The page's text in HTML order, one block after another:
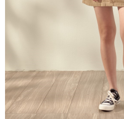
１．透過由恩沛科技股份有限公司提供之
易，需依本服務之必要範圍內提供個人資
權轉讓予恩沛科技股份有限公司。
２．關於個人資料處理事宜，請瀏覽以下
３．未成年的使用者請事先徵得法定代理
「AFTEE先享後付」，若未經同意申辦
任。
４．使用「AFTEE先享後付」時，將依據
時審查核予不同之上限額度；若仍有額度
請求用戶進行身份認證。
５．嚴禁一人註冊多個帳號或使用他人資
恩沛科技股份有限公司將有權停止該用